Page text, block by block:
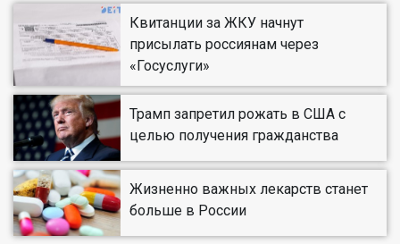
Квитанции за ЖКУ начнут
присылать россиянам через
«Госуслуги»
Трамп запретил рожать в США с
целью получения гражданства
Жизненно важных лекарств станет
больше в России